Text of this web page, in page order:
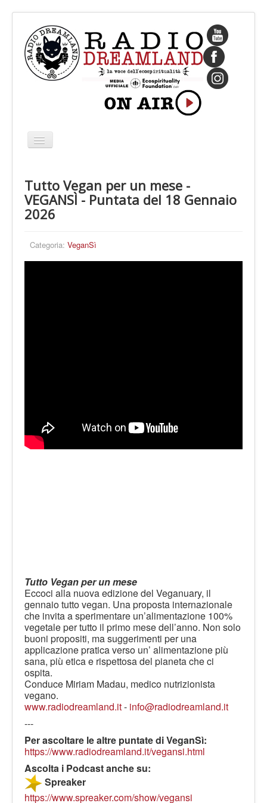
Cambia
navigazione
CHI SIAMO
IL FONDATORE
PALINSESTO
Tutto Vegan per un mese -
VEGANSÌ - Puntata del 18 Gennaio
2026
Categoria: VeganSì
Tutto Vegan per un mese
Eccoci alla nuova edizione del Veganuary, il
gennaio tutto vegan. Una proposta internazionale
che invita a sperimentare un’alimentazione 100%
vegetale per tutto il primo mese dell’anno. Non solo
buoni propositi, ma suggerimenti per una
applicazione pratica verso un’ alimentazione più
sana, più etica e rispettosa del pianeta che ci
ospita.
Conduce Miriam Madau, medico nutrizionista
vegano.
www.radiodreamland.it- info@radiodreamland.it
---
Per ascoltare le altre puntate di VeganSì:
https://www.radiodreamland.it/vegansi.html
Ascolta i Podcast anche su:
Spreaker
https://www.spreaker.com/show/vegansi